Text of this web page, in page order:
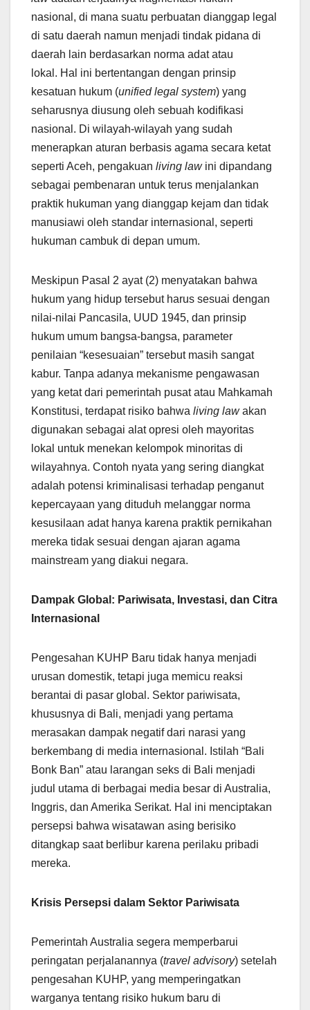
nasional, di mana suatu perbuatan dianggap legal
di satu daerah namun menjadi tindak pidana di
daerah lain berdasarkan norma adat atau
lokal. Hal ini bertentangan dengan prinsip
kesatuan hukum (unified legal system) yang
seharusnya diusung oleh sebuah kodifikasi
nasional. Di wilayah-wilayah yang sudah
menerapkan aturan berbasis agama secara ketat
seperti Aceh, pengakuan living lawini dipandang
sebagai pembenaran untuk terus menjalankan
praktik hukuman yang dianggap kejam dan tidak
manusiawi oleh standar internasional, seperti
hukuman cambuk di depan umum.
Meskipun Pasal 2 ayat (2) menyatakan bahwa
hukum yang hidup tersebut harus sesuai dengan
nilai-nilai Pancasila, UUD 1945, dan prinsip
hukum umum bangsa-bangsa, parameter
penilaian “kesesuaian” tersebut masih sangat
kabur. Tanpa adanya mekanisme pengawasan
yang ketat dari pemerintah pusat atau Mahkamah
Konstitusi, terdapat risiko bahwa living lawakan
digunakan sebagai alat opresi oleh mayoritas
lokal untuk menekan kelompok minoritas di
wilayahnya. Contoh nyata yang sering diangkat
adalah potensi kriminalisasi terhadap penganut
kepercayaan yang dituduh melanggar norma
kesusilaan adat hanya karena praktik pernikahan
mereka tidak sesuai dengan ajaran agama
mainstream yang diakui negara.
Dampak Global: Pariwisata, Investasi, dan Citra
Internasional
Pengesahan KUHP Baru tidak hanya menjadi
urusan domestik, tetapi juga memicu reaksi
berantai di pasar global. Sektor pariwisata,
khususnya di Bali, menjadi yang pertama
merasakan dampak negatif dari narasi yang
berkembang di media internasional. Istilah “Bali
Bonk Ban” atau larangan seks di Bali menjadi
judul utama di berbagai media besar di Australia,
Inggris, dan Amerika Serikat. Hal ini menciptakan
persepsi bahwa wisatawan asing berisiko
ditangkap saat berlibur karena perilaku pribadi
mereka.
Krisis Persepsi dalam Sektor Pariwisata
Pemerintah Australia segera memperbarui
peringatan perjalanannya (travel advisory) setelah
pengesahan KUHP, yang memperingatkan
warganya tentang risiko hukum baru di